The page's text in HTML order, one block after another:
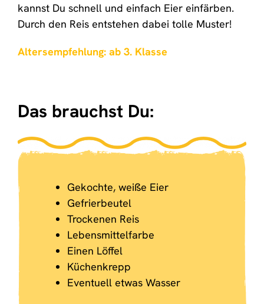
kannst Du schnell und einfach Eier einfärben.
Durch den Reis entstehen dabei tolle Muster!
Altersempfehlung: ab 3. Klasse
Das brauchst Du:
Gekochte, weiße Eier
Gefrierbeutel
Trockenen Reis
Lebensmittelfarbe
Einen Löffel
Küchenkrepp
Eventuell etwas Wasser